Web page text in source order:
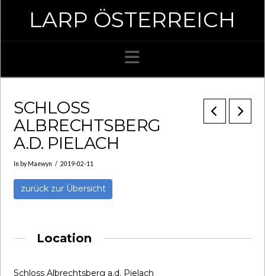
LARP ÖSTERREICH
Navigation
SCHLOSS
ALBRECHTSBERG
A.D. PIELACH
In by Maewyn 2019-02-11
zurück zur Übersicht
Location
Schloss Albrechtsberg a.d. Pielach